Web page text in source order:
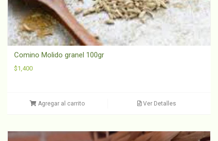
Comino Molido granel 100gr
$1,400
Agregar al carrito Ver Detalles